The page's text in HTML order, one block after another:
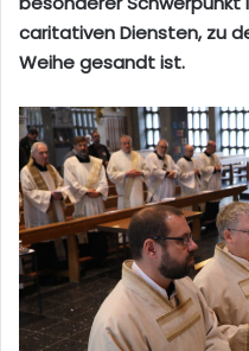
caritativen Diensten, zu
Weihe gesandt ist.